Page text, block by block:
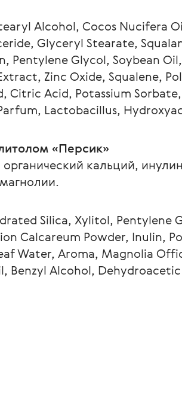
Alcohol, Cocos Nucifera
Glyceryl Stearate,
Pentylene Glycol, Soybean
Zinc Oxide, Squalene,
Acid, Potassium
Lactobacillus,
«Персик»
органический кальций,
Silica, Xylitol, Pentylene
Calcareum Powder, Inulin,
Water, Aroma, Magnolia
Benzyl Alcohol,